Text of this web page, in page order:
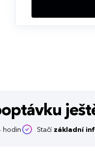
hodin Stačí základní